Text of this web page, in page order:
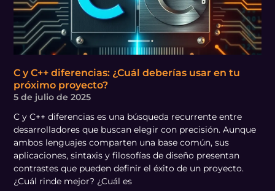
C y C++ diferencias: ¿Cuál deberías usar en tu
próximo proyecto?
5 de julio de 2025
C y C++ diferencias es una búsqueda recurrente entre
desarrolladores que buscan elegir con precisión. Aunque
ambos lenguajes comparten una base común, sus
aplicaciones, sintaxis y filosofías de diseño presentan
contrastes que pueden definir el éxito de un proyecto.
¿Cuál rinde mejor? ¿Cuál es